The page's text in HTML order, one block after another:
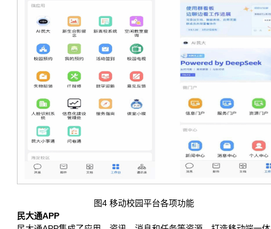
图4 移动校园平台各项功能
民大通APP